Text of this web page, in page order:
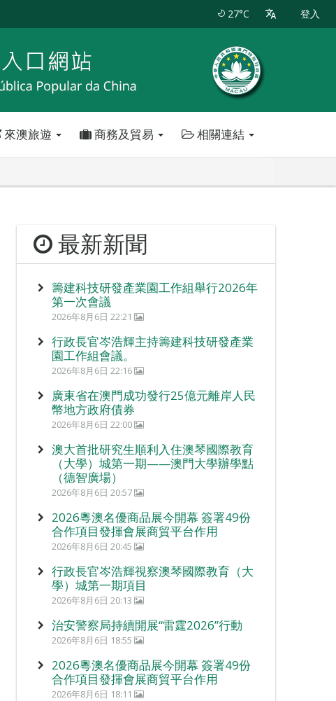
27°C 登入
來澳旅遊 商務及貿易 相關連結
最新新聞
籌建科技研發產業園工作組舉行2026年
第一次會議
2026年8月6日 22:21
行政長官岑浩輝主持籌建科技研發產業
園工作組會議。
2026年8月6日 22:16
廣東省在澳門成功發行25億元離岸人民
幣地方政府債券
2026年8月6日 22:00
澳大首批研究生順利入住澳琴國際教育
（大學）城第一期——澳門大學辦學點
（德智廣場）
2026年8月6日 20:57
2026粵澳名優商品展今開幕 簽署49份
合作項目發揮會展商貿平台作用
2026年8月6日 20:45
行政長官岑浩輝視察澳琴國際教育（大
學）城第一期項目
2026年8月6日 20:13
治安警察局持續開展“雷霆2026”行動
2026年8月6日 18:55
2026粵澳名優商品展今開幕 簽署49份
合作項目發揮會展商貿平台作用
2026年8月6日 18:11